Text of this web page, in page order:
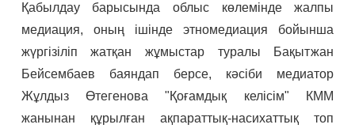
Қабылдау барысында облыс көлемінде жалпы
медиация, оның ішінде этномедиация бойынша
жүргізіліп жатқан жұмыстар туралы Бақытжан
Бейсембаев баяндап берсе, кәсіби медиатор
Жұлдыз Өтегенова "Қоғамдық келісім" КММ
жанынан құрылған ақпараттық-насихаттық топ